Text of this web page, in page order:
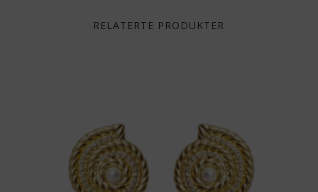
RELATERTE PRODUKTER